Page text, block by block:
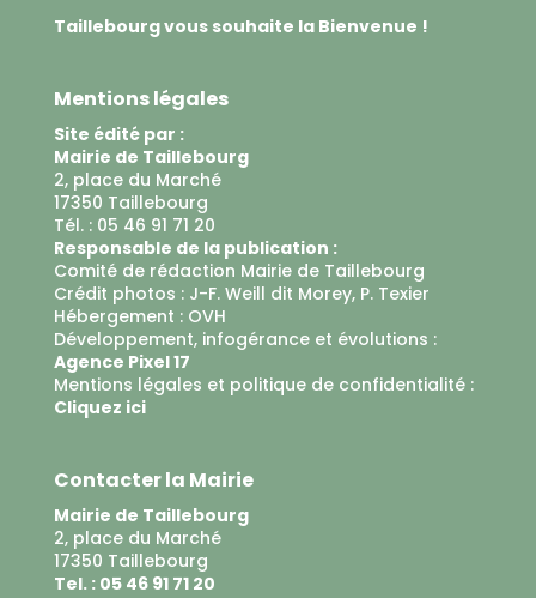
Taillebourg vous souhaite la Bienvenue !
Mentions légales
Site édité par :
Mairie de Taillebourg
2, place du Marché
17350 Taillebourg
Tél. : 05 46 91 71 20
Responsable de la publication :
Comité de rédaction Mairie de Taillebourg
Crédit photos : J-F. Weill dit Morey, P. Texier
Hébergement : OVH
Développement, infogérance et évolutions :
Agence Pixel 17
Mentions légales et politique de confidentialité :
Cliquez ici
Contacter la Mairie
Mairie de Taillebourg
2, place du Marché
17350 Taillebourg
Tel. : 05 46 91 71 20